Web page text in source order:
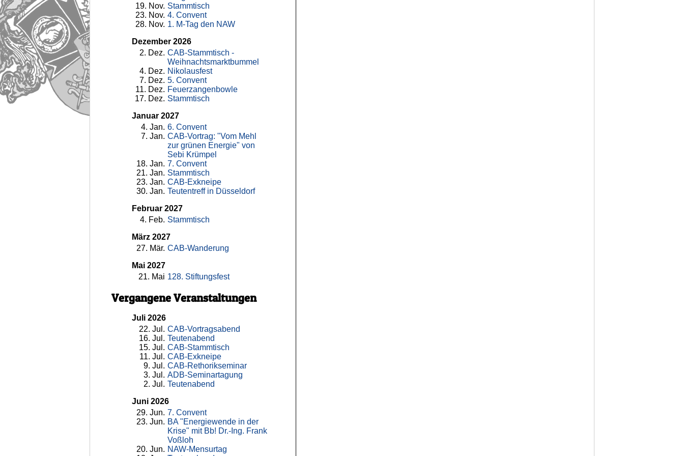
19. Nov. Stammtisch
23. Nov. 4. Convent
28. Nov. 1. M-Tag den NAW
Dezember 2026
2. Dez. CAB-Stammtisch -
Weihnachtsmarktbummel
4. Dez. Nikolausfest
7. Dez. 5. Convent
11. Dez. Feuerzangenbowle
17. Dez. Stammtisch
Januar 2027
4. Jan. 6. Convent
7. Jan. CAB-Vortrag: "Vom Mehl
zur grünen Energie" von
Sebi Krümpel
18. Jan. 7. Convent
21. Jan. Stammtisch
23. Jan. CAB-Exkneipe
30. Jan. Teutentreff in Düsseldorf
Februar 2027
4. Feb. Stammtisch
März 2027
27. Mär. CAB-Wanderung
Mai 2027
21. Mai 128. Stiftungsfest
Vergangene Veranstaltungen
Juli 2026
22. Jul. CAB-Vortragsabend
16. Jul. Teutenabend
15. Jul. CAB-Stammtisch
11. Jul. CAB-Exkneipe
9. Jul. CAB-Rethorikseminar
3. Jul. ADB-Seminartagung
2. Jul. Teutenabend
Juni 2026
29. Jun. 7. Convent
23. Jun. BA "Energiewende in der
Krise" mit Bb! Dr.-Ing. Frank
Voßloh
20. Jun. NAW-Mensurtag